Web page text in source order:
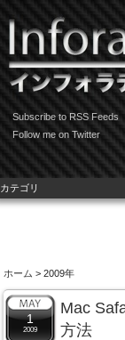
Subscribe to RSS Feeds
Follow me on Twitter
ホーム > 2009年
1
2009
Mac
方法
カテゴリ